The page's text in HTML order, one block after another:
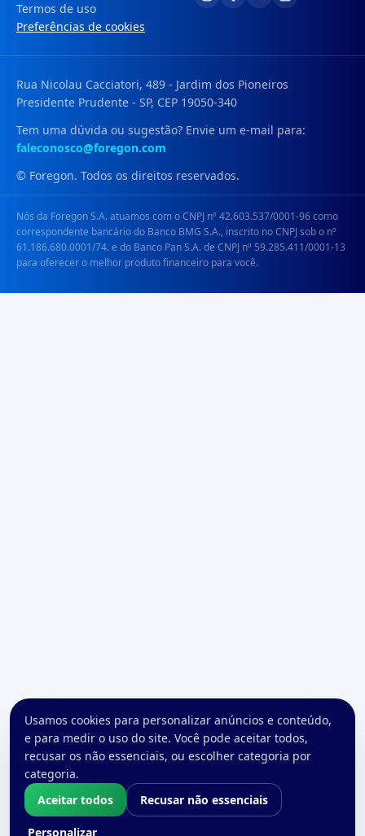
Termos de uso
Preferências de cookies
Rua Nicolau Cacciatori, 489 - Jardim dos Pioneiros
Presidente Prudente - SP, CEP 19050-340
Tem uma dúvida ou sugestão? Envie um e-mail para:
faleconosco@foregon.com
© Foregon. Todos os direitos reservados.
Nós da Foregon S.A. atuamos com o CNPJ nº 42.603.537/0001-96 como
correspondente bancário do Banco BMG S.A., inscrito no CNPJ sob o nº
61.186.680.0001/74. e do Banco Pan S.A. de CNPJ nº 59.285.411/0001-13
para oferecer o melhor produto financeiro para você.
Usamos cookies para personalizar anúncios e conteúdo,
e para medir o uso do site. Você pode aceitar todos,
recusar os não essenciais, ou escolher categoria por
categoria.
Aceitar todos
Recusar não essenciais
Personalizar